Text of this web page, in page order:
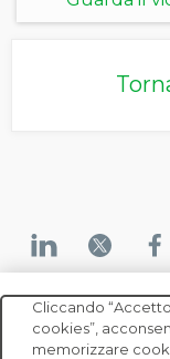
CONTATTACI
Cliccando
cookies”,
memorizzare